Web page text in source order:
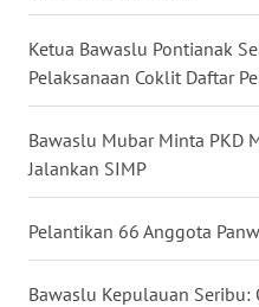
Ketua Bawaslu Pontianak
Pelaksanaan Coklit Daftar
Bawaslu Mubar Minta PKD
Jalankan SIMP
Pelantikan 66 Anggota
Bawaslu Kepulauan Seribu:
WN
KALTIM
WN
SULSEL
WN